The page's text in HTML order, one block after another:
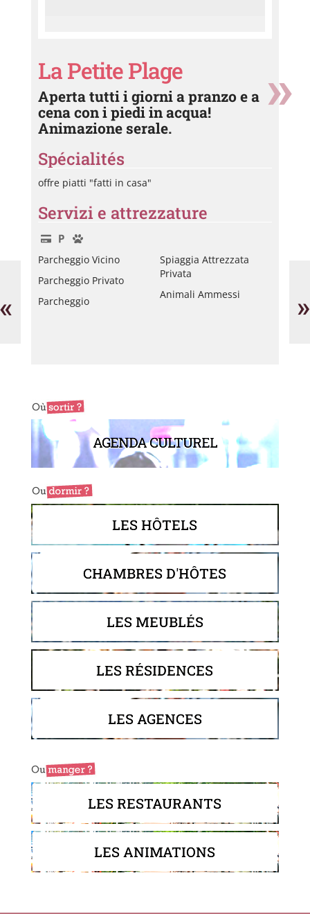
« »
La Petite Plage
Aperta tutti i giorni a pranzo e a
cena con i piedi in acqua!
Animazione serale.
Spécialités
offre piatti "fatti in casa"
Servizi e attrezzature
Parcheggio Vicino
Parcheggio Privato
Parcheggio
Spiaggia Attrezzata
Privata
Animali Ammessi
AGENDA CULTUREL
LES HÔTELS
CHAMBRES D'HÔTES
LES MEUBLÉS
LES RÉSIDENCES
LES AGENCES
LES RESTAURANTS
LES ANIMATIONS